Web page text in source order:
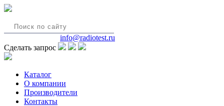
info@radiotest.ru
Сделать запрос
Каталог
О компании
Производители
Контакты